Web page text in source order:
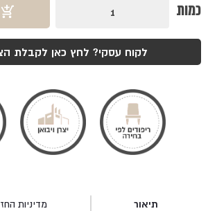
כמות
איילת
לקוח עסקי? לחץ כאן לקבלת
תיאור מדיניות